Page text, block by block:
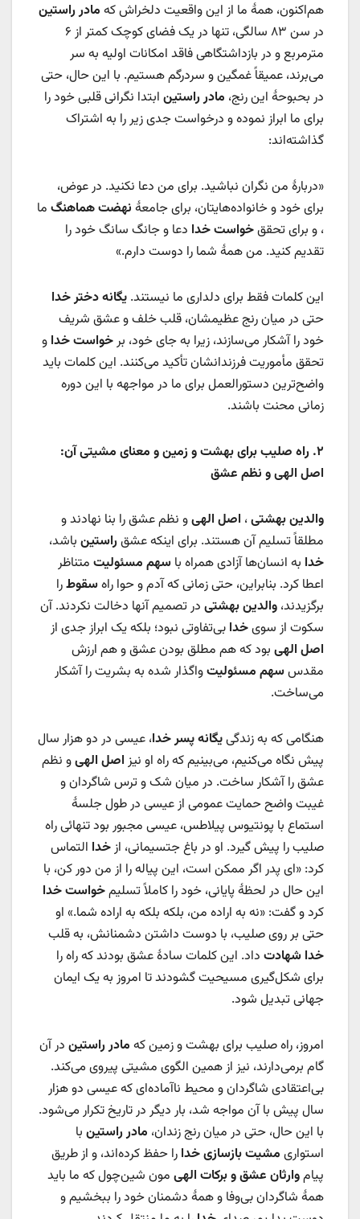
هم‌اکنون، همۀ ما از این واقعیت دلخراش که مادر راستین
در سن ۸۳ سالگی، تنها در یک فضای کوچک کمتر از ۶
مترمربع و در بازداشتگاهی فاقد امکانات اولیه به سر
می‌برند، عمیقاً غمگین و سردرگم هستیم. با این حال، حتی
در بحبوحۀ این رنج، مادر راستین ابتدا نگرانی قلبی خود را
برای ما ابراز نموده و درخواست جدی زیر را به اشتراک
گذاشته‌اند:
«دربارۀ من نگران نباشید. برای من دعا نکنید. در عوض،
برای خود و خانواده‌هایتان، برای جامعۀ نهضت هماهنگ ما
، و برای تحققخواست خدا دعا و جانگ سانگ خود را
تقدیم کنید. من همۀ شما را دوست دارم.»
این‌ کلمات فقط برای دلداری ما نیستند. یگانه دختر خدا
حتی در میان رنج عظیمشان، قلب خلف و عشق شریف
خود را آشکار می‌سازند، زیرا به جای خود، برخواست خدا و
تحقق مأموریت فرزندانشان تأکید می‌کنند. این کلمات باید
واضح‌ترین دستورالعمل‌ برای ما در مواجهه با این دوره
زمانی محنت باشند.
۲. راه صلیب برای بهشت و زمین و معنای مشیتی آن:
اصل الهی و نظم عشق
والدین بهشتی، اصل الهیو نظم عشق را بنا نهادند و
مطلقاً تسلیم آن هستند. برای اینکه عشقراستین باشد،
خدا به انسان‌ها آزادی همراه با سهم مسئولیت متناظر
اعطا کرد. بنابراین، حتی زمانی که آدم و حوا راهسقوطرا
برگزیدند، والدین بهشتی در تصمیم آنها دخالت نکردند. آن
سکوت از سویخدا بی‌تفاوتی نبود؛ بلکه یک ابراز جدی از
اصل الهی بود که هم مطلق بودن عشق و هم ارزش
مقدسسهم مسئولیتواگذار شده به بشریت را آشکار
می‌ساخت.
هنگامی که به زندگییگانه پسر خدا، عیسی در دو هزار سال
پیش نگاه می‌کنیم، می‌بینیم که راه او نیز اصل الهیو نظم
عشق را آشکار ساخت. در میان شک و ترس شاگردان و
غیبت واضح حمایت عمومی از عیسی در طول جلسۀ
استماع با پونتیوس پیلاطس، عیسی مجبور بود تنهائی راه
صلیب را پیش گیرد. او در باغ جتسیمانی، ازخدا التماس
کرد: «ای پدر اگر ممكن است، این پیاله را از من دور كن، با
این حال در لحظۀ پایانی، خود را کاملاً تسلیمخواست خدا
کرد و گفت: «نه به اراده من، بلکه بلکه به اراده شما.» او
حتی بر روی صلیب، با دوست داشتن دشمنانش، به قلب
خدا شهادت داد. این کلمات سادۀ عشق بودند که راه را
برای شکل‌گیری مسیحیت گشودند تا امروز به یک ایمان
جهانی تبدیل شود.
امروز، راه صلیب برای بهشت و زمین که مادر راستین در آن
گام برمی‌دارند، نیز از همین الگوی مشیتی پیروی می‌کند.
بی‌اعتقادی شاگردان و محیط ناآماده‌ای که عیسی دو هزار
سال پیش با آن مواجه شد، بار دیگر در تاریخ تکرار می‌شود.
با این حال، حتی در میان رنج زندان، مادر راستین با
استواری مشیت بازسازیخدا را حفظ کرده‌اند، و از طریق
پیاموارثان عشق و برکات الهی مون شین‌چول که ما باید
همۀ شاگردان بی‌وفا و همۀ دشمنان خود را ببخشیم و